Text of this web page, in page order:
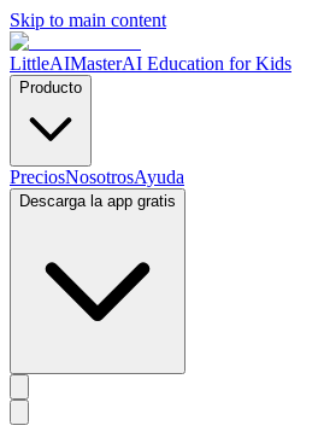
Skip to main content
LittleAIMasterAI Education for Kids
Producto
PreciosNosotrosAyuda
Descarga la app gratis